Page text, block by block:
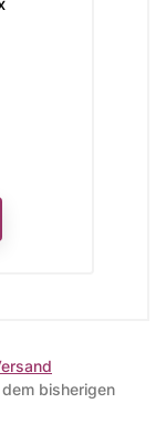
bisherigen